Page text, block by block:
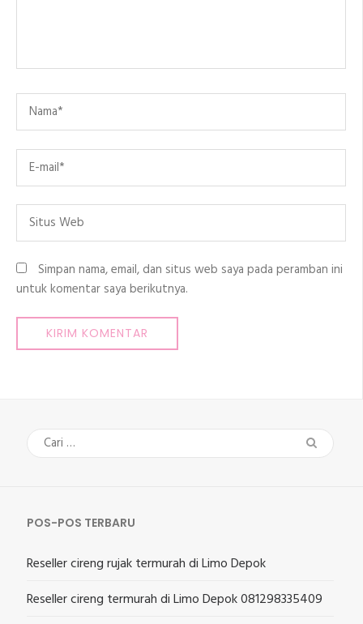
Name
Email
Situs
Simpan nama, email, dan situs web saya pada peramban ini
untuk komentar saya berikutnya.
Cari
untuk:
POS-POS TERBARU
Reseller cireng rujak termurah di Limo Depok
Reseller cireng termurah di Limo Depok 081298335409